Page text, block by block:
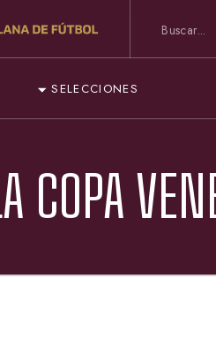
SELECCIONES
COPA